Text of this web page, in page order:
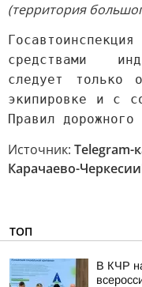
(территория
средствами
следует только
экипировке и с
Правил дорожного
Источник: Telegram-
Карачаево-
ТОП
В КЧР